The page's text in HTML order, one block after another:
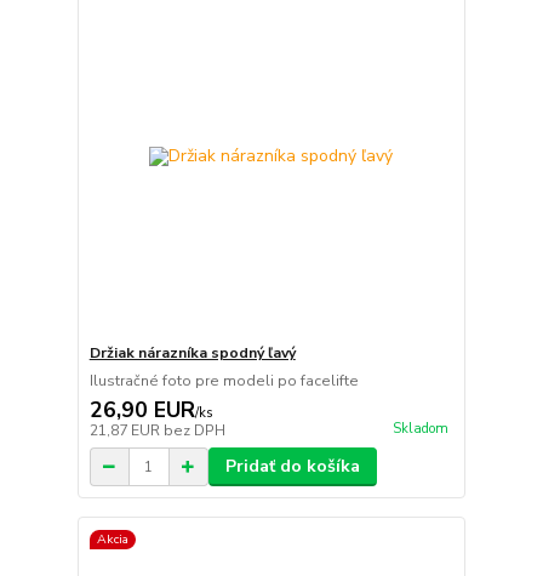
Držiak nárazníka spodný ľavý
Ilustračné foto pre modeli po facelifte
26,90 EUR/ks
21,87 EUR bez DPH Skladom
Pridať do košíka
Akcia